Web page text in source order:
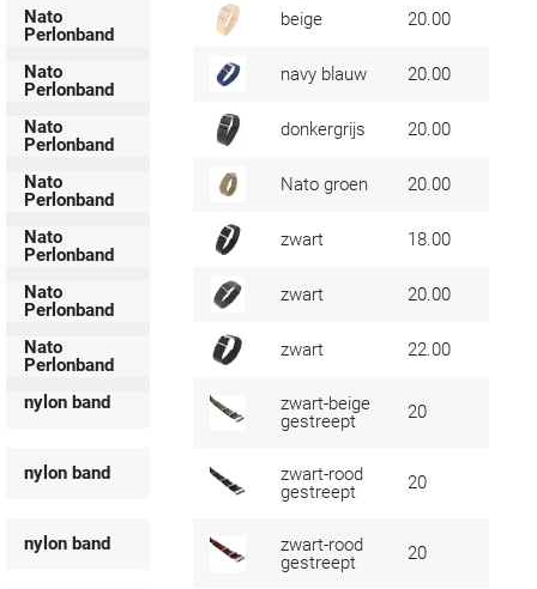
Nato
Perlonband
beige 20.00
Nato
Perlonband
navy blauw 20.00
Nato
Perlonband
donkergrijs 20.00
Nato
Perlonband
Nato groen 20.00
Nato
Perlonband
zwart 18.00
Nato
Perlonband
zwart 20.00
Nato
Perlonband
zwart 22.00
nylon band
zwart-beige
gestreept
20
nylon band
zwart-rood
gestreept
20
nylon band
zwart-rood
gestreept
20